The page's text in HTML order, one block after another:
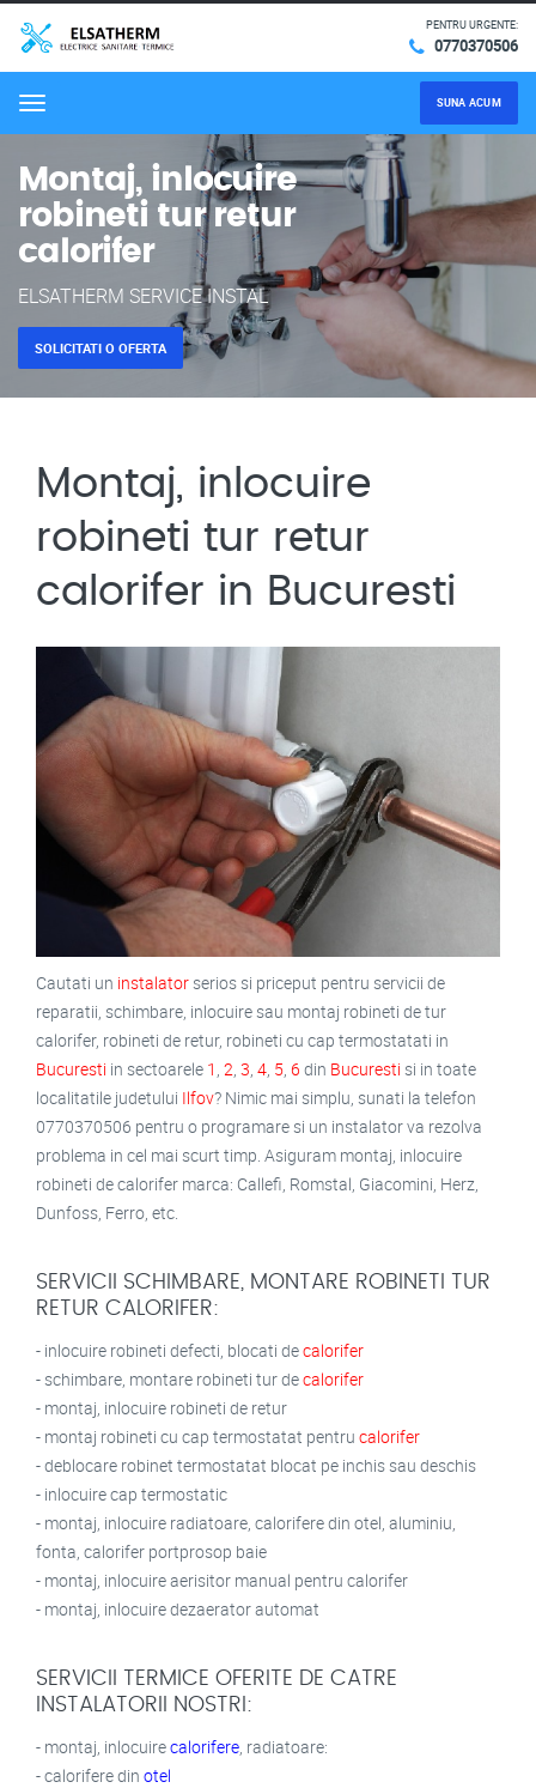
PENTRU URGENTE:
0770370506
Menu SUNA ACUM
Montaj, inlocuire
robineti tur retur
calorifer
ELSATHERM SERVICE INSTAL
SOLICITATI O OFERTA
Montaj, inlocuire
robineti tur retur
calorifer in Bucuresti
Cautati un instalatorserios si priceput pentru servicii de
reparatii, schimbare, inlocuire sau montaj robineti de tur
calorifer, robineti de retur, robineti cu cap termostatati in
Bucuresti in sectoarele 1 , 2, 3, 4, 5, 6 din Bucuresti si in toate
localitatile judetului Ilfov? Nimic mai simplu, sunati la telefon
0770370506 pentru o programare si un instalator va rezolva
problema in cel mai scurt timp. Asiguram montaj, inlocuire
robineti de calorifer marca: Callefi, Romstal, Giacomini, Herz,
Dunfoss, Ferro, etc.
SERVICII SCHIMBARE, MONTARE ROBINETI TUR
RETUR CALORIFER:
- inlocuire robineti defecti, blocati decalorifer
- schimbare, montare robineti tur decalorifer
- montaj, inlocuire robineti de retur
- montaj robineti cu cap termostatat pentru calorifer
- deblocare robinet termostatat blocat pe inchis sau deschis
- inlocuire cap termostatic
- montaj, inlocuire radiatoare, calorifere din otel, aluminiu,
fonta, calorifer portprosop baie
- montaj, inlocuire aerisitor manual pentru calorifer
- montaj, inlocuire dezaerator automat
SERVICII TERMICE OFERITE DE CATRE
INSTALATORII NOSTRI:
- montaj, inlocuirecalorifere, radiatoare:
- calorifere din otel